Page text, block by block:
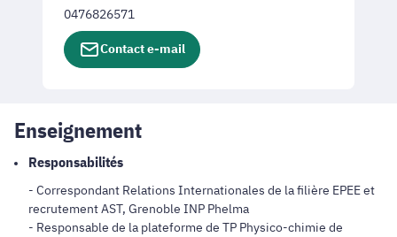
0476826571
Contact e-mail
Enseignement
Responsabilités
- Correspondant Relations Internationales de la filière EPEE et
recrutement AST, Grenoble INP Phelma
- Responsable de la plateforme de TP Physico-chimie de